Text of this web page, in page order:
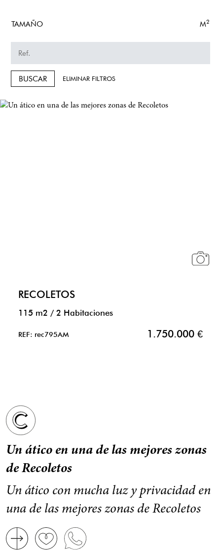
TAMAÑO M2
BUSCAR ELIMINAR FILTROS
RECOLETOS
115 m2 / 2 Habitaciones
REF: rec795AM 1.750.000 €
Un ático en una de las mejores zonas
de Recoletos
Un ático con mucha luz y privacidad en
una de las mejores zonas de Recoletos